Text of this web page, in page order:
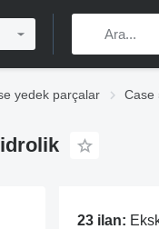
yedek parçalar Case
23 ilan: